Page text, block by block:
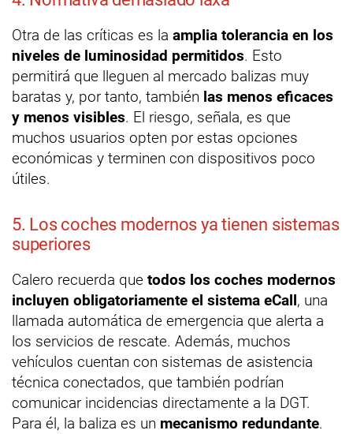
Otra de las críticas es la amplia tolerancia en los
niveles de luminosidad permitidos. Esto
permitirá que lleguen al mercado balizas muy
baratas y, por tanto, también las menos eficaces
y menos visibles. El riesgo, señala, es que
muchos usuarios opten por estas opciones
económicas y terminen con dispositivos poco
útiles.
5. Los coches modernos ya tienen sistemas
superiores
Calero recuerda que todos los coches modernos
incluyen obligatoriamente el sistema eCall, una
llamada automática de emergencia que alerta a
los servicios de rescate. Además, muchos
vehículos cuentan con sistemas de asistencia
técnica conectados, que también podrían
comunicar incidencias directamente a la DGT.
Para él, la baliza es un mecanismo redundante.